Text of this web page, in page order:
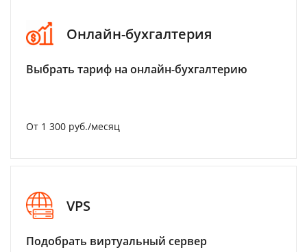
Онлайн-бухгалтерия
Выбрать тариф на онлайн-бухгалтерию
От 1 300 руб./месяц
VPS
Подобрать виртуальный сервер